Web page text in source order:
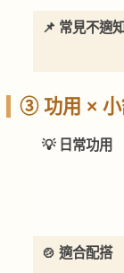
📌 常見不適
③ 功用 × 小
💡 日常功用
🍲 適合配搭